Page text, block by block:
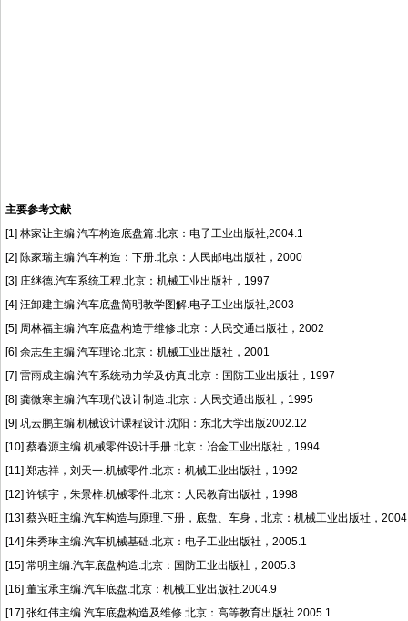
主要参考文献
[1] 林家让主编.汽车构造底盘篇.北京：电子工业出版社,2004.1
[2] 陈家瑞主编.汽车构造：下册.北京：人民邮电出版社，2000
[3] 庄继德.汽车系统工程.北京：机械工业出版社，1997
[4] 汪卸建主编.汽车底盘简明教学图解.电子工业出版社,2003
[5] 周林福主编.汽车底盘构造于维修.北京：人民交通出版社，2002
[6] 余志生主编.汽车理论.北京：机械工业出版社，2001
[7] 雷雨成主编.汽车系统动力学及仿真.北京：国防工业出版社，1997
[8] 龚微寒主编.汽车现代设计制造.北京：人民交通出版社，1995
[9] 巩云鹏主编.机械设计课程设计.沈阳：东北大学出版2002.12
[10] 蔡春源主编.机械零件设计手册.北京：冶金工业出版社，1994
[11] 郑志祥，刘天一.机械零件.北京：机械工业出版社，1992
[12] 许镇宇，朱景梓.机械零件.北京：人民教育出版社，1998
[13] 蔡兴旺主编.汽车构造与原理.下册，底盘、车身，北京：机械工业出版社，
[14] 朱秀琳主编.汽车机械基础.北京：电子工业出版社，2005.1
[15] 常明主编.汽车底盘构造.北京：国防工业出版社，2005.3
[16] 董宝承主编.汽车底盘.北京：机械工业出版社.2004.9
[17] 张红伟主编.汽车底盘构造及维修.北京：高等教育出版社.2005.1